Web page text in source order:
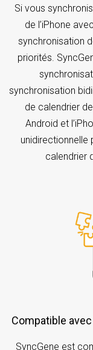
Si vous
de l’iPhone
synchronisation
priorités.
synchronisation
de calendrier
Android et
unidirectionnelle
calendrier
Compatible
SyncGene est